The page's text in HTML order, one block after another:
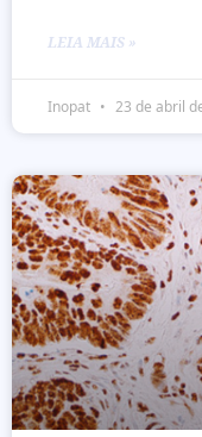
LEIA MAIS »
Inopat 23 de abril